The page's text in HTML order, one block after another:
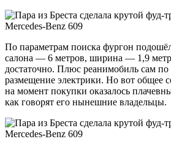
По параметрам поиска фургон
салона — 6 метров, ширина — 1,9
достаточно. Плюс реанимобиль сам по
размещение электрики. Но вот общее
на момент покупки оказалось
как говорят его нынешние владельцы.